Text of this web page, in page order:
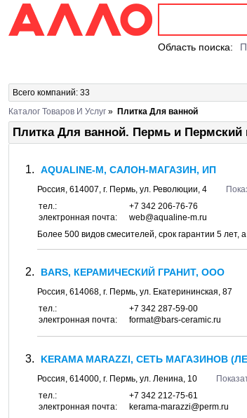
Область поиска:
Всего компаний: 33
Каталог Товаров И Услуг » Плитка Для ванной
Плитка Для ванной. Пермь и Пермский
AQUALINE-M, САЛОН-МАГАЗИН, ИП
Россия, 614007, г. Пермь, ул. Революции, 4
тел.:
+7 342 206-76-76
электронная почта:
web@aqualine-m.ru
Более 500 видов смесителей, срок гарантии 5
BARS, КЕРАМИЧЕСКИЙ ГРАНИТ, ООО
Россия, 614068, г. Пермь, ул. Екатерининская, 87
тел.:
+7 342 287-59-00
электронная почта:
format@bars-ceramic.ru
KERAMA MARAZZI, СЕТЬ МАГАЗИНОВ
Россия, 614000, г. Пермь, ул. Ленина, 10
тел.:
+7 342 212-75-61
электронная почта:
kerama-marazzi@perm.ru